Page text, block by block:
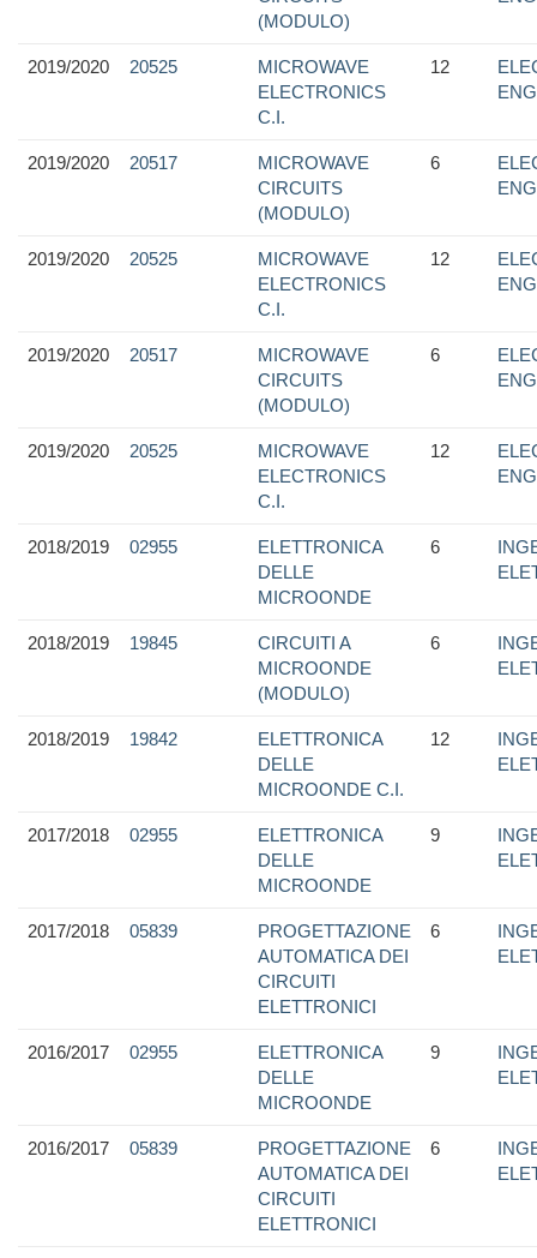
(MODULO)
2019/2020 20525
MICROWAVE
ELECTRONICS
C.I.
12
2019/2020 20517
MICROWAVE
CIRCUITS
(MODULO)
6
2019/2020 20525
MICROWAVE
ELECTRONICS
C.I.
12
2019/2020 20517
MICROWAVE
CIRCUITS
(MODULO)
6
2019/2020 20525
MICROWAVE
ELECTRONICS
C.I.
12
2018/2019 02955
ELETTRONICA
DELLE
MICROONDE
6
2018/2019 19845
CIRCUITI A
MICROONDE
(MODULO)
6
2018/2019 19842
ELETTRONICA
DELLE
MICROONDE C.I.
12
2017/2018 02955
ELETTRONICA
DELLE
MICROONDE
9
2017/2018 05839
PROGETTAZIONE
AUTOMATICA DEI
CIRCUITI
ELETTRONICI
6
2016/2017 02955
ELETTRONICA
DELLE
MICROONDE
9
2016/2017 05839
PROGETTAZIONE
AUTOMATICA DEI
CIRCUITI
ELETTRONICI
6